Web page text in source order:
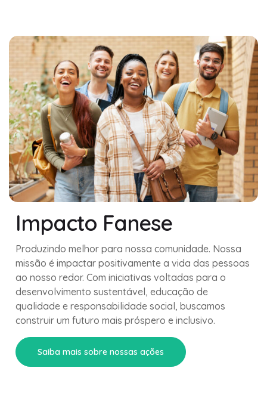
Impacto Fanese
Produzindo melhor para nossa comunidade. Nossa
missão é impactar positivamente a vida das pessoas
ao nosso redor. Com iniciativas voltadas para o
desenvolvimento sustentável, educação de
qualidade e responsabilidade social, buscamos
construir um futuro mais próspero e inclusivo.
Saiba mais sobre nossas ações